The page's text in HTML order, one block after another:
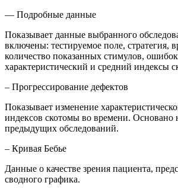
— Подробные данные
Показывает данные выбранного
включены: тестируемое поле, стратегия,
количество показанных стимулов,
характеристический и средний индексы
– Прогрессирование дефектов
Показывает изменение
индексов скотомы во времени. Основано
предыдущих обследований.
– Кривая Бебье
Данные о качестве зрения пациента,
сводного графика.